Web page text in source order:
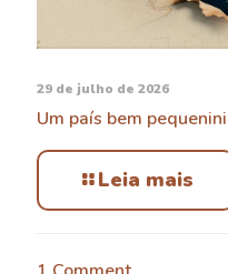
29 de julho de 2026
Um país bem
Leia mais